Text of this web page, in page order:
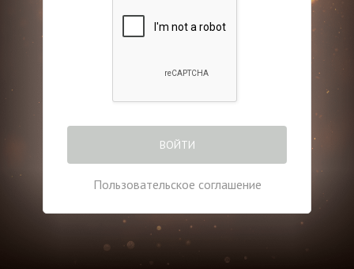
ВОЙТИ
Пользовательское соглашение